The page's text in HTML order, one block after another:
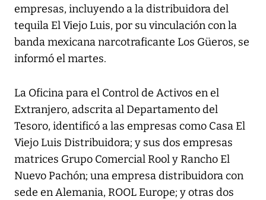
empresas, incluyendo a la distribuidora del
tequila El Viejo Luis, por su vinculación con la
banda mexicana narcotraficante Los Güeros, se
informó el martes.
La Oficina para el Control de Activos en el
Extranjero, adscrita al Departamento del
Tesoro, identificó a las empresas como Casa El
Viejo Luis Distribuidora; y sus dos empresas
matrices Grupo Comercial Rool y Rancho El
Nuevo Pachón; una empresa distribuidora con
sede en Alemania, ROOL Europe; y otras dos